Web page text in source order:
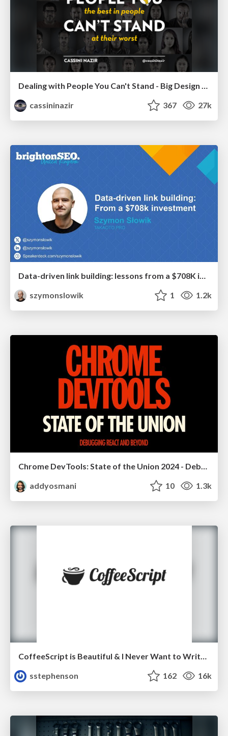
Dealing with People You Can't Stand - Big Design 2015
cassininazir
367 27k
Data-driven link building: lessons from a $708K investment (BrightonSEO talk)
szymonslowik
1 1.2k
Chrome DevTools: State of the Union 2024 - Debugging React & Beyond
addyosmani
10 1.3k
CoffeeScript is Beautiful & I Never Want to Write Plain JavaScript Again
sstephenson
162 16k